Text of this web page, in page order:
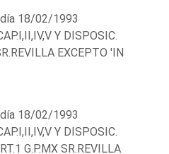
día 18/02/1993
Y DISPOSIC.
EXCEPTO 'IN
día 18/02/1993
Y DISPOSIC.
G.P.MX SR.REVILLA